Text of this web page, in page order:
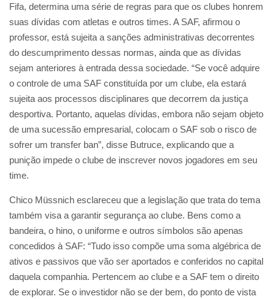
Fifa, determina uma série de regras para que os clubes honrem
suas dívidas com atletas e outros times. A SAF, afirmou o
professor, está sujeita a sanções administrativas decorrentes
do descumprimento dessas normas, ainda que as dívidas
sejam anteriores à entrada dessa sociedade. “Se você adquire
o controle de uma SAF constituída por um clube, ela estará
sujeita aos processos disciplinares que decorrem da justiça
desportiva. Portanto, aquelas dívidas, embora não sejam objeto
de uma sucessão empresarial, colocam o SAF sob o risco de
sofrer um transfer ban”, disse Butruce, explicando que a
punição impede o clube de inscrever novos jogadores em seu
time.
Chico Müssnich esclareceu que a legislação que trata do tema
também visa a garantir segurança ao clube. Bens como a
bandeira, o hino, o uniforme e outros símbolos são apenas
concedidos à SAF: “Tudo isso compõe uma soma algébrica de
ativos e passivos que vão ser aportados e conferidos no capital
daquela companhia. Pertencem ao clube e a SAF tem o direito
de explorar. Se o investidor não se der bem, do ponto de vista